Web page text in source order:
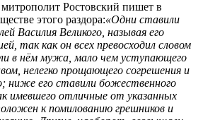
Ростовский пишет в
этого раздора:«Одни ставили
Василия Великого, называя его
так как он всех превосходил словом
в нём мужа, мало чем уступающего
нелегко прощающего согрешения и
ниже его ставили божественного
имевшего отличные от указанных
к помилованию грешников и